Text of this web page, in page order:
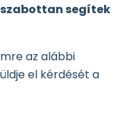
segítek
az alábbi
el kérdését a